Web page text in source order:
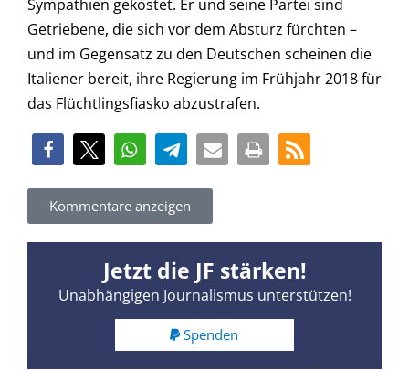
Sympathien gekostet. Er und seine Partei sind
Getriebene, die sich vor dem Absturz fürchten –
und im Gegensatz zu den Deutschen scheinen die
Italiener bereit, ihre Regierung im Frühjahr 2018 für
das Flüchtlingsfiasko abzustrafen.
Kommentare anzeigen
Jetzt die JF stärken!
Unabhängigen Journalismus unterstützen!
Spenden